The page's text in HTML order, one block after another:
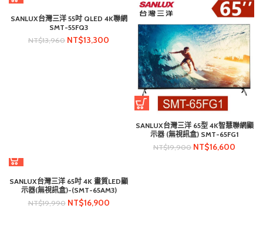
SANLUX台灣三洋 55吋 QLED 4K聯網
SMT-55FQ3
NT$13,960 NT$13,300
SANLUX台灣三洋 65型 4K智慧聯網顯
示器 (無視訊盒) SMT-65FG1
NT$19,900 NT$16,600
SANLUX台灣三洋 65吋 4K 畫質LED顯
示器(無視訊盒)-(SMT-65AM3)
NT$19,990 NT$16,900